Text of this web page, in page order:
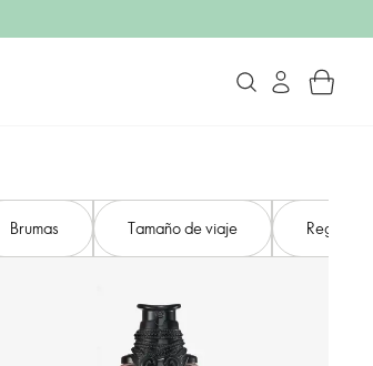
Brumas Tamaño de viaje Regalos